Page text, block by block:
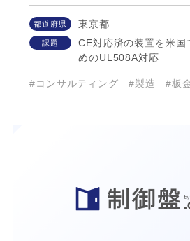
都道府県 東京都
課題
CE対応済の装置を米国
めのUL508A対応
#コンサルティング #製造 #板